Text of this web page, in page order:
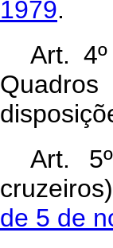
1979.
Art.
Art.
de 5 de